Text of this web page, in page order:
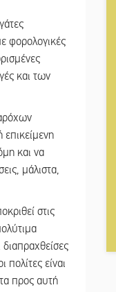
φορολογικές
και των
και να
μάλιστα,
στις
είναι
προς αυτή